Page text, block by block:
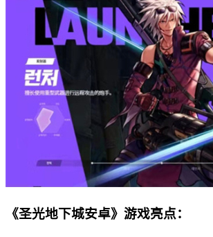
《圣光地下城安卓》游戏亮点：